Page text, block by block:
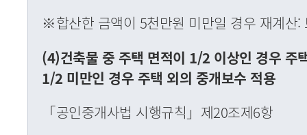
※합산한 금액이 5천만원 미만일 경우 재계산:
(4)건축물 중 주택 면적이 1/2 이상인 경우 주
1/2 미만인 경우 주택 외의 중개보수 적용
「공인중개사법 시행규칙」제20조제6항